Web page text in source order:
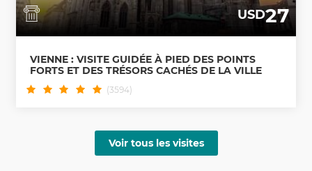
USD27
VIENNE : VISITE GUIDÉE À PIED DES POINTS
FORTS ET DES TRÉSORS CACHÉS DE LA VILLE
(3594)
Voir tous les visites